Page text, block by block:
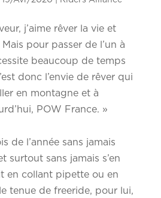
j’aime rêver la vie et
pour passer de l’un à
beaucoup de temps
donc l’envie de rêver qui
en montagne et à
POW France. »
de l’année sans jamais
surtout sans jamais s’en
en collant pipette ou en
tenue de freeride, pour lui,